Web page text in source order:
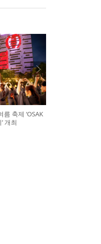
름 축제 ‘OSAK
개최